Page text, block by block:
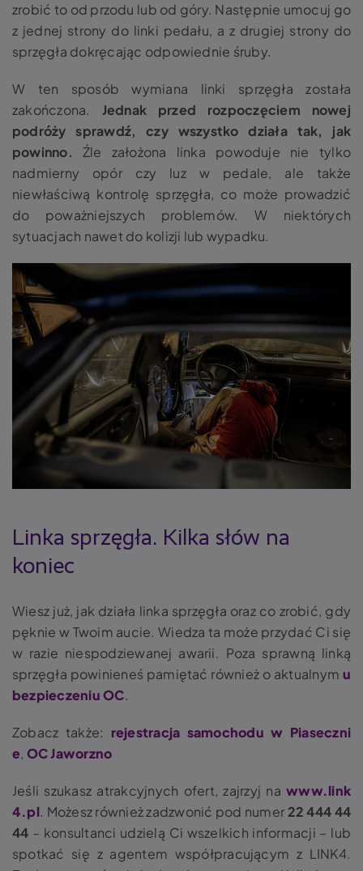
zrobić to od przodu lub od góry. Następnie umocuj go
z jednej strony do linki pedału, a z drugiej strony do
sprzęgła dokręcając odpowiednie śruby.
W ten sposóbwymiana linki sprzęgła została
zakończona. Jednak przed rozpoczęciem nowej
podróży sprawdź, czy wszystko działa tak, jak
powinno. Źle założona linka powoduje nie tylko
nadmierny opór czy luz w pedale, ale także
niewłaściwą kontrolę sprzęgła, co może prowadzić
do poważniejszych problemów. W niektórych
sytuacjach nawet do kolizji lub wypadku.
Linka sprzęgła. Kilka słów na
koniec
Wiesz już, jak działa linka sprzęgła oraz co zrobić, gdy
pęknie w Twoim aucie. Wiedza ta może przydać Ci się
w razie niespodziewanej awarii. Poza sprawną linką
sprzęgła powinieneś pamiętać również o aktualnym u
bezpieczeniu OC.
Zobacz także: rejestracja samochodu w Piaseczni
e, OC Jaworzno
Jeśli szukasz atrakcyjnych ofert, zajrzyj nawww.link
4.pl. Możesz również zadzwonić pod numer 22 444 44
44 – konsultanci udzielą Ci wszelkich informacji – lub
spotkać się z agentem współpracującym z LINK4.